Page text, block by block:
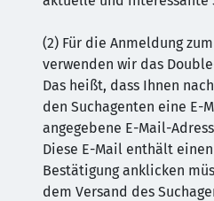
(2) Für die Anmeldung
verwenden wir das
Das heißt, dass Ihnen
den Suchagenten eine E-
angegebene E-Mail-
Diese E-Mail enthält
Bestätigung anklicken
dem Versand des